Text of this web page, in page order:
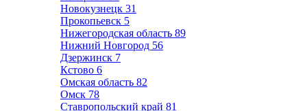
Новокузнецк 31
Прокопьевск 5
Нижегородская область 89
Нижний Новгород 56
Дзержинск 7
Кстово 6
Омская область 82
Омск 78
Ставропольский край 81